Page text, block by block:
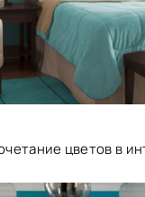
цветов в